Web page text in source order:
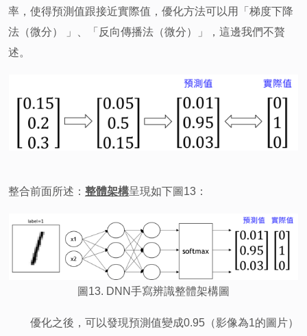
率，使得預測值跟接近實際值，優化方法可以用「梯度下降
法（微分） 」、「反向傳播法（微分）」，這邊我們不贅
述。
整合前面所述： 整體架構呈現如下圖13：
圖13. DNN手寫辨識整體架構圖
優化之後，可以發現預測值變成0.95（影像為1的圖片）